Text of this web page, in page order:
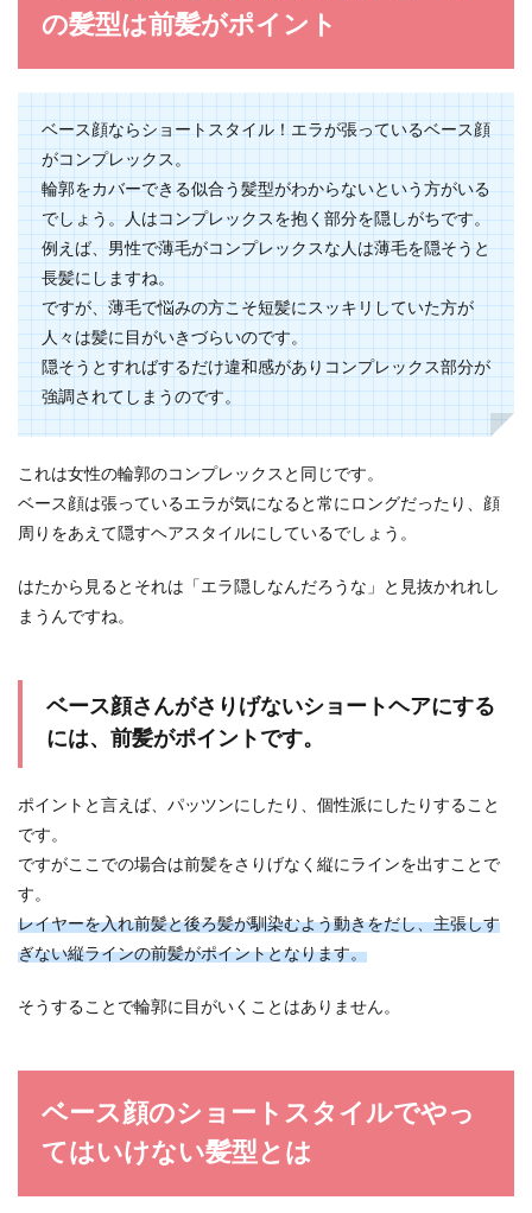
気になるすね毛の処理！男性のすね毛
にすね毛が目立つ場合は処理をしたいと考える方
が多いのでは...
ツヤ肌の作り方はパウダーで！ツヤを
仕上げるポイントやおすすめ
ツヤ肌の作り方はパウダーを使ってもできます。
リキッドファンデーションだとメイク崩れが気に
なるという人...
ヘアセットを結婚式の前に美容院でし
てもらうときのポイント
自分でする自信がない…二次会もあるからくずれ
の髪型は前髪がポイント
ベース顔ならショートスタイル！エラが張っているベース顔
がコンプレックス。
輪郭をカバーできる似合う髪型がわからないという方がいる
でしょう。人はコンプレックスを抱く部分を隠しがちです。
例えば、男性で薄毛がコンプレックスな人は薄毛を隠そうと
長髪にしますね。
ですが、薄毛で悩みの方こそ短髪にスッキリしていた方が
人々は髪に目がいきづらいのです。
隠そうとすればするだけ違和感がありコンプレックス部分が
強調されてしまうのです。
これは女性の輪郭のコンプレックスと同じです。
ベース顔は張っているエラが気になると常にロングだったり、顔
周りをあえて隠すヘアスタイルにしているでしょう。
はたから見るとそれは「エラ隠しなんだろうな」と見抜かれれし
まうんですね。
ベース顔さんがさりげないショートヘアにする
には、前髪がポイントです。
ポイントと言えば、パッツンにしたり、個性派にしたりすること
です。
ですがここでの場合は前髪をさりげなく縦にラインを出すことで
す。
レイヤーを入れ前髪と後ろ髪が馴染むよう動きをだし、主張しす
ぎない縦ラインの前髪がポイントとなります。
そうすることで輪郭に目がいくことはありません。
ベース顔のショートスタイルでやっ
てはいけない髪型とは